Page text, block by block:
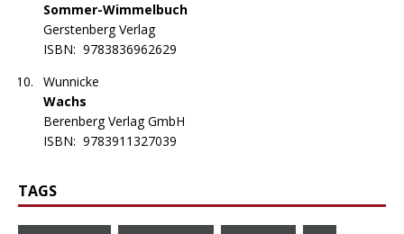
Sommer-Wimmelbuch
Gerstenberg Verlag
ISBN: 9783836962629
Wunnicke
Wachs
Berenberg Verlag GmbH
ISBN: 9783911327039
TAGS